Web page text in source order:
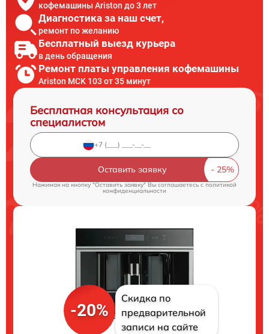
кофемашины Ariston до 3 лет
Диагностика за наш счет,
ремонт по желанию
Бесплатный выезд курьера
в день обращения
Ремонт платы управления кофемашины
Ariston MCK 103 от 35 минут
Бесплатная консультация со
специалистом
Оставить заявку
Нажимая на кнопку "Оставить заявку" Вы соглашаетесь cполитикой
конфиденциальности
-20%
Скидка по
предварительной
записи на сайте